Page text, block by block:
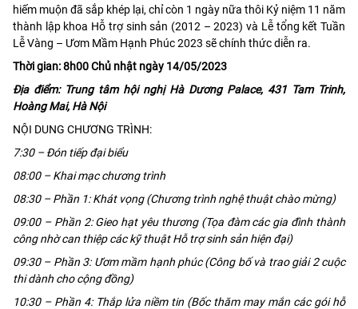
hiếm muộn đã sắp khép lại, chỉ còn 1 ngày nữa thôi Kỷ niệm 11 năm
thành lập khoa Hỗ trợ sinh sản (2012 – 2023) và Lễ tổng kết Tuần
Lễ Vàng – Ươm Mầm Hạnh Phúc 2023 sẽ chính thức diễn ra.
Thời gian: 8h00 Chủ nhật ngày 14/05/2023
Địa điểm: Trung tâm hội nghị Hà Dương Palace, 431 Tam Trinh,
Hoàng Mai, Hà Nội
NỘI DUNG CHƯƠNG TRÌNH:
7:30 – Đón tiếp đại biểu
08:00 – Khai mạc chương trình
08:30 – Phần 1: Khát vọng (Chương trình nghệ thuật chào mừng)
09:00 – Phần 2: Gieo hạt yêu thương (Tọa đàm các gia đình thành
công nhờ can thiệp các kỹ thuật Hỗ trợ sinh sản hiện đại)
09:30 – Phần 3: Ươm mầm hạnh phúc (Công bố và trao giải 2 cuộc
thi dành cho cộng đồng)
10:30 – Phần 4: Thắp lửa niềm tin (Bốc thăm may mắn các gói hỗ